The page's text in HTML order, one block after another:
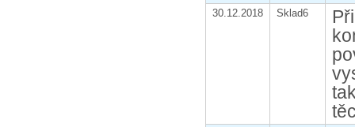
30.12.2018 Sklad6